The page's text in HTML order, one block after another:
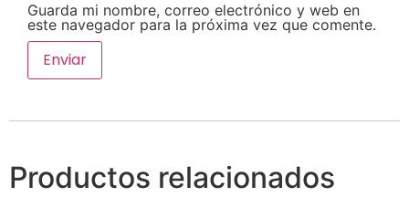
Guarda mi nombre, correo electrónico y web en
este navegador para la próxima vez que comente.
Productos relacionados